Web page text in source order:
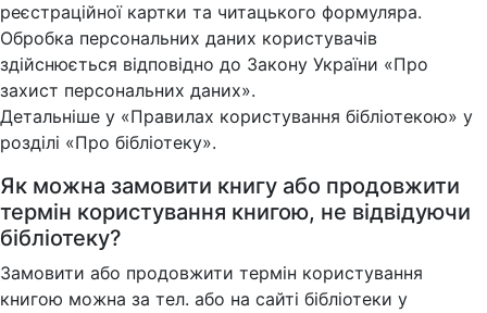
реєстраційної картки та читацького формуляра.
Обробка персональних даних користувачів
здійснюється відповідно до Закону України «Про
захист персональних даних».
Детальніше у «Правилах користування бібліотекою» у
розділі «Про бібліотеку».
Як можна замовити книгу або продовжити
термін користування книгою, не відвідуючи
бібліотеку?
Замовити або продовжити термін користування
книгою можна за тел. або на сайті бібліотеки у